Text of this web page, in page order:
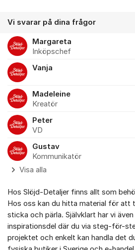
Vi svarar på dina frågor
Margareta
Inköpschef
Vanja
Madeleine
Kreatör
Peter
VD
Gustav
Kommunikatör
Visa alla
Hos Slöjd-Detaljer finns allt som
Hos oss kan du hitta material för att
sticka och pärla. Självklart har vi
inspirationsdel där du via steg-för-
projektet och enkelt kan handla det